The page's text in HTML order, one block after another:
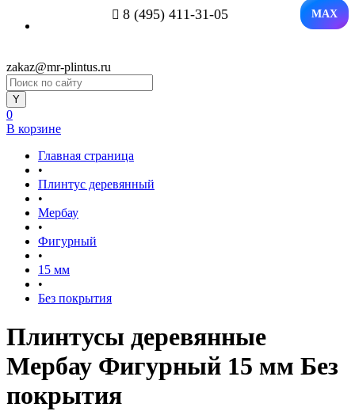
8 (495) 411-31-05 MAX
zakaz@mr-plintus.ru
0
В корзине
Главная страница
•
Плинтус деревянный
•
Мербау
•
Фигурный
•
15 мм
•
Без покрытия
Плинтусы деревянные
Мербау Фигурный 15 мм Без
покрытия